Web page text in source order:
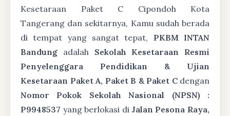
Kesetaraan Paket C Cipondoh Kota
Tangerang dan sekitarnya, Kamu sudah berada
di tempat yang sangat tepat, PKBM INTAN
Bandung adalah Sekolah Kesetaraan Resmi
Penyelenggara Pendidikan & Ujian
Kesetaraan Paket A, Paket B & Paket Cdengan
Nomor Pokok Sekolah Nasional (NPSN) :
P9948537 yang berlokasi di Jalan Pesona Raya,